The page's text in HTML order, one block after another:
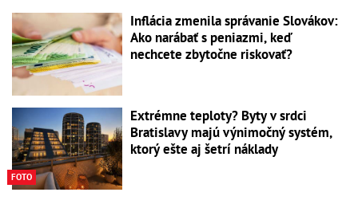
Inflácia zmenila správanie Slovákov:
Ako narábať s peniazmi, keď
nechcete zbytočne riskovať?
FOTO
Extrémne teploty? Byty v srdci
Bratislavy majú výnimočný systém,
ktorý ešte aj šetrí náklady